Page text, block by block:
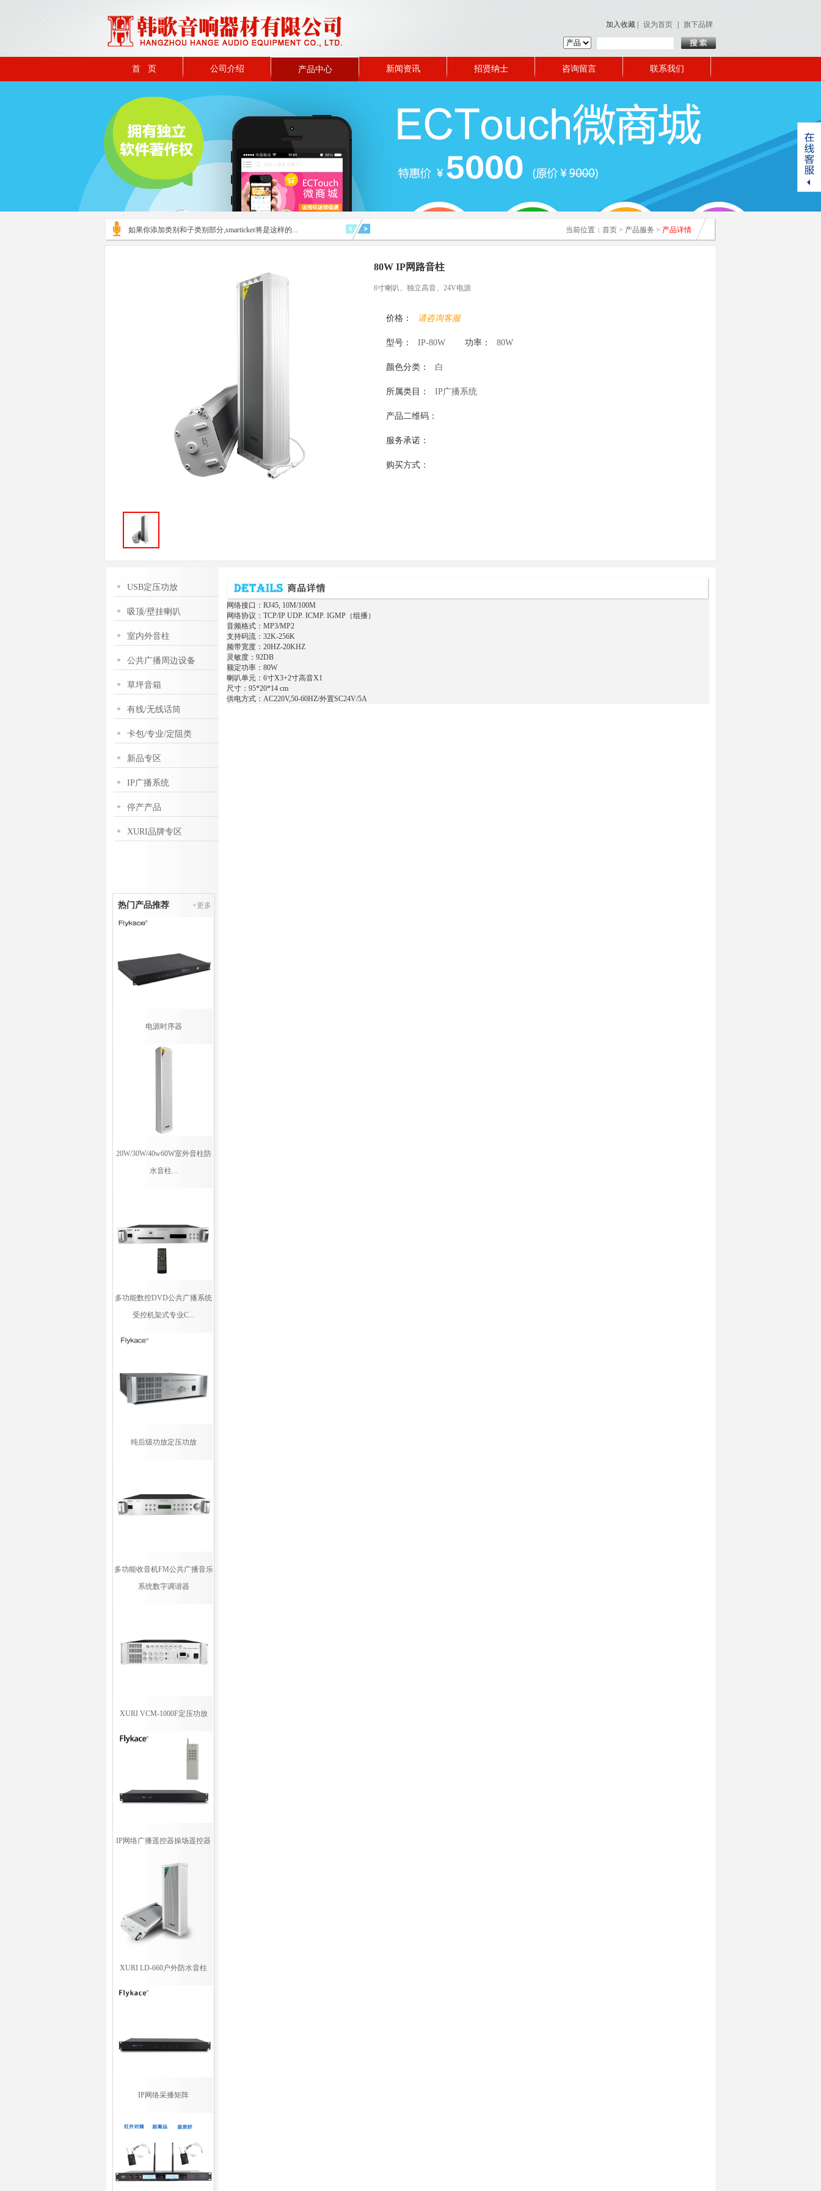
加入收藏 设为首页 旗下品牌
首 页 公司介绍 产品中心 新闻资讯 招贤纳士 咨询留言 联系我们
如果你添加类别和子类别部分,smarticker将是这样的... 当前位置： 首页 > 产品服务 > 产品详情
80W IP网路音柱
6寸喇叭、独立高音、24V电源
价格： 请咨询客服
型号： IP-80W 功率： 80W
颜色分类： 白
所属类目： IP广播系统
产品二维码：
服务承诺：
购买方式：
USB定压功放
吸顶/壁挂喇叭
室内外音柱
公共广播周边设备
草坪音箱
有线/无线话筒
卡包/专业/定阻类
新品专区
IP广播系统
停产产品
XURI品牌专区
热门产品推荐 +更多
电源时序器
20W/30W/40w60W室外音柱防
水音柱...
多功能数控DVD公共广播系统
受控机架式专业C...
纯后级功放定压功放
多功能收音机FM公共广播音乐
系统数字调谐器
XURI VCM-1000F定压功放
IP网络广播遥控器操场遥控器
XURI LD-660户外防水音柱
IP网络采播矩阵
网络接口：RJ45, 10M/100M
网络协议：TCP/IP UDP. ICMP. IGMP（组播）
音频格式：MP3/MP2
支持码流：32K-256K
频带宽度：20HZ-20KHZ
灵敏度：92DB
额定功率：80W
喇叭单元：6寸X3+2寸高音X1
尺寸：95*20*14 cm
供电方式：AC220V,50-60HZ/外置SC24V/5A